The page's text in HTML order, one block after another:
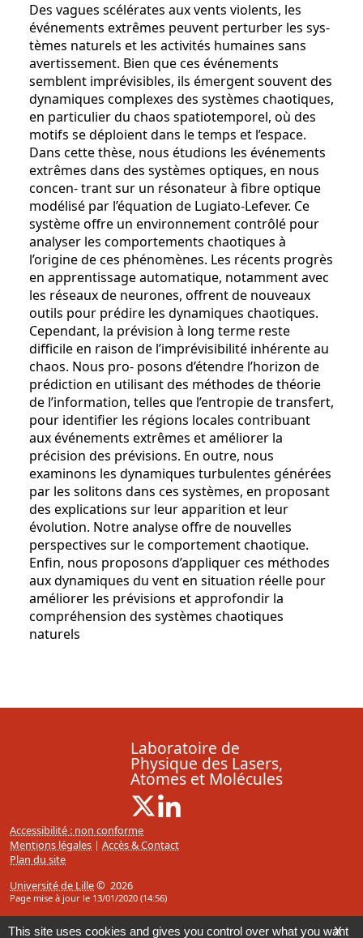
Des vagues scélérates aux vents violents, les
événements extrêmes peuvent perturber les sys-
tèmes naturels et les activités humaines sans
avertissement. Bien que ces événements
semblent imprévisibles, ils émergent souvent des
dynamiques complexes des systèmes chaotiques,
en particulier du chaos spatiotemporel, où des
motifs se déploient dans le temps et l’espace.
Dans cette thèse, nous étudions les événements
extrêmes dans des systèmes optiques, en nous
concen- trant sur un résonateur à fibre optique
modélisé par l’équation de Lugiato-Lefever. Ce
système offre un environnement contrôlé pour
analyser les comportements chaotiques à
l’origine de ces phénomènes. Les récents progrès
en apprentissage automatique, notamment avec
les réseaux de neurones, offrent de nouveaux
outils pour prédire les dynamiques chaotiques.
Cependant, la prévision à long terme reste
difficile en raison de l’imprévisibilité inhérente au
chaos. Nous pro- posons d’étendre l’horizon de
prédiction en utilisant des méthodes de théorie
de l’information, telles que l’entropie de transfert,
pour identifier les régions locales contribuant
aux événements extrêmes et améliorer la
précision des prévisions. En outre, nous
examinons les dynamiques turbulentes générées
par les solitons dans ces systèmes, en proposant
des explications sur leur apparition et leur
évolution. Notre analyse offre de nouvelles
perspectives sur le comportement chaotique.
Enfin, nous proposons d’appliquer ces méthodes
aux dynamiques du vent en situation réelle pour
améliorer les prévisions et approfondir la
compréhension des systèmes chaotiques
naturels
Laboratoire de
Physique des Lasers,
Atomes et Molécules
X ( Nouvelle fenêtre)
Accessibilité : non conforme
Mentions légales | Accès & Contact
Plan du site
Université de Lille© 2026
Page mise à jour le 13/01/2020 (14:56)
X
This site uses cookies and gives you control over what you want